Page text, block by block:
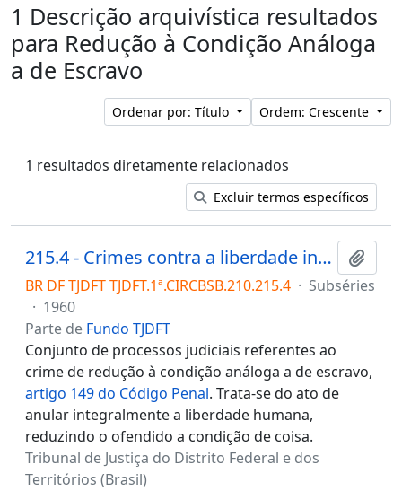
1 Descrição arquivística resultados
para Redução à Condição Análoga
a de Escravo
Ordenar por: Título Ordem: Crescente
1 resultados diretamente relacionados
Excluir termos específicos
215.4 - Crimes contra a liberdade individual/ Redução à condição análoga a de escravo
BR DF TJDFT TJDFT.1ª.CIRCBSB.210.215.4 · Subséries
· 1960
Parte de Fundo TJDFT
Conjunto de processos judiciais referentes ao
crime de redução à condição análoga a de escravo,
artigo 149 do Código Penal. Trata-se do ato de
anular integralmente a liberdade humana,
reduzindo o ofendido a condição de coisa.
Tribunal de Justiça do Distrito Federal e dos
Territórios (Brasil)